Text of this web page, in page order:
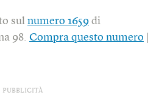
sul numero 1659 di
98. Compra questo numero
PUBBLICITÀ